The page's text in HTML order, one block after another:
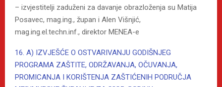
– izvjestitelji zaduženi za davanje obrazloženja su Matija
Posavec, mag.ing., župan i Alen Višnjić,
mag.ing.el.techn.inf., direktor MENEA-e
16. A) IZVJEŠĆE O OSTVARIVANJU GODIŠNJEG
PROGRAMA ZAŠTITE, ODRŽAVANJA, OČUVANJA,
PROMICANJA I KORIŠTENJA ZAŠTIĆENIH PODRUČJA